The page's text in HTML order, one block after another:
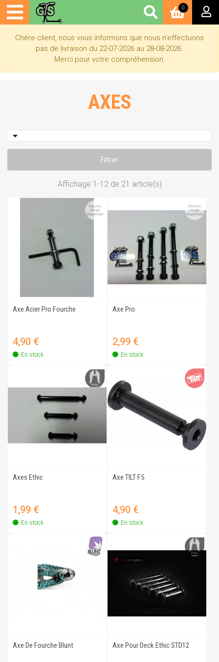
Chère client, nous vous informons que nous n'effectuons
pas de livraison du 22-07-2026 au 28-08-2026.
Merci pour votre compréhension.
0
AXES
Filtrer
Affichage 1-12 de 21 article(s)
Axe Acier Pro Fourche
Prix
4,90 €
En stock
Axe Pro
Prix
2,99 €
En stock
Axes Ethic
Prix
1,99 €
En stock
Axe TILT F5
Prix
4,90 €
En stock
Axe De Fourche Blunt Axe Pour Deck Ethic STD12